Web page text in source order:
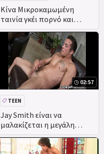
Κίνα Μικροκαμωμένη
ταινία γκέι πορνό και
άπαχο Έφηβος Κορίτσι
ταινία σεξ
02:57
Jay Smith είναι να
μαλακίζεται η μεγάλη
εταιρεία ομοφυλόφιλος
ταινία
TEEN